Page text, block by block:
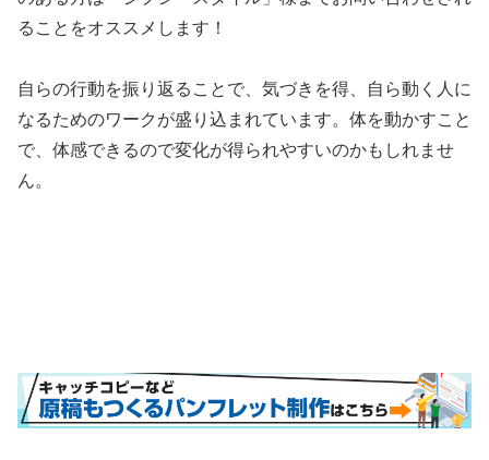
ることをオススメします！
自らの行動を振り返ることで、気づきを得、自ら動く人に
なるためのワークが盛り込まれています。体を動かすこと
で、体感できるので変化が得られやすいのかもしれませ
ん。